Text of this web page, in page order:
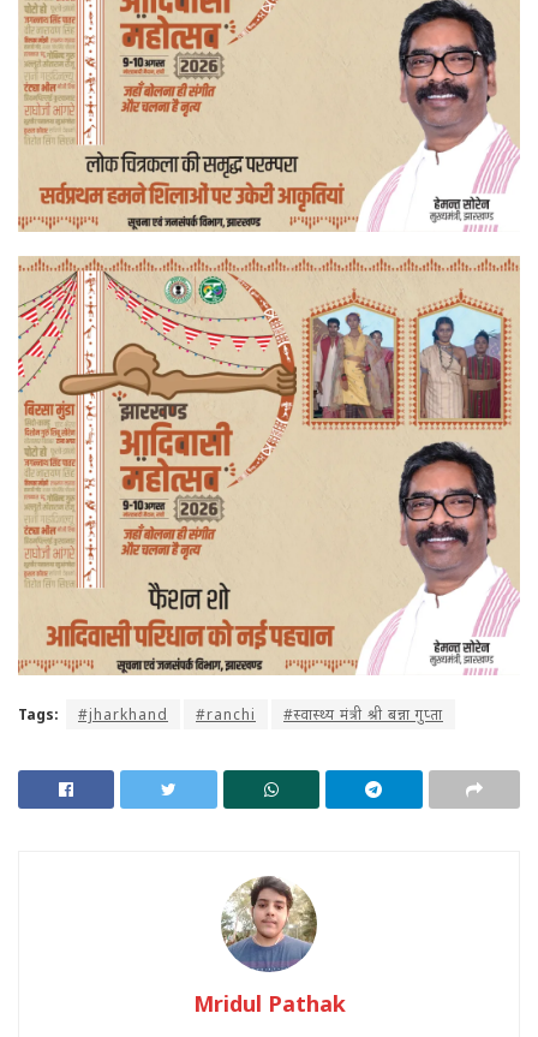
Tags: #jharkhand #ranchi #स्वास्थ्य मंत्री श्री बन्ना गुप्ता
Mridul Pathak